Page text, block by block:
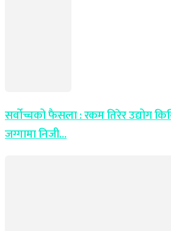
सर्वोच्चको फैसला : रकम तिरेर उद्योग
जग्गामा निजी...